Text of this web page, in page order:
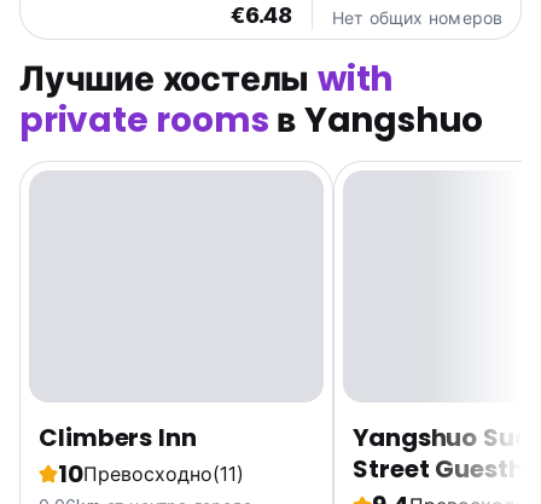
€6.48 Нет общих номеров
Лучшие хостелыwith
private rooms в Yangshuo
Climbers Inn
10Превосходно(11)
Yangshuo
Street